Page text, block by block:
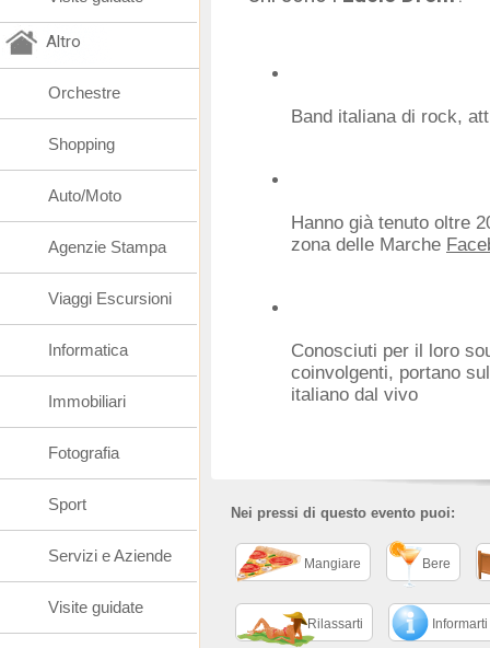
Band italiana di rock,
Hanno già tenuto oltre
zona delle Marche
Conosciuti per il loro
coinvolgenti, portano
italiano dal vivo
Nei pressi di questo evento puoi:
Mangiare Bere
Rilassarti Informarti
Altro
Orchestre
Shopping
Auto/Moto
Agenzie Stampa
Viaggi Escursioni
Informatica
Immobiliari
Fotografia
Sport
Servizi e Aziende
Visite guidate